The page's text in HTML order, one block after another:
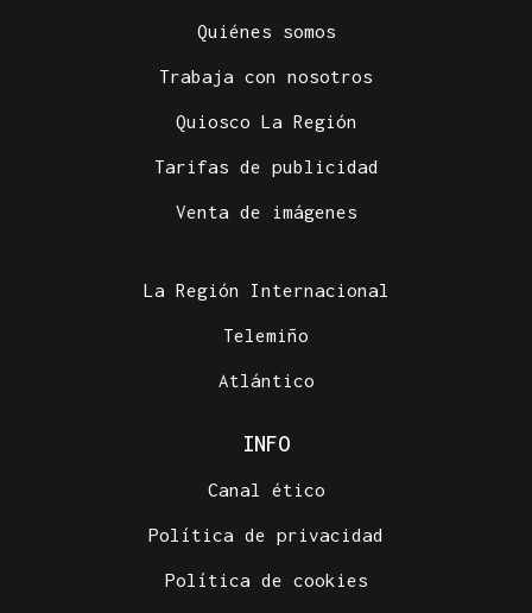
Quiénes somos
Trabaja con nosotros
Quiosco La Región
Tarifas de publicidad
Venta de imágenes
La Región Internacional
Telemiño
Atlántico
INFO
Canal ético
Política de privacidad
Política de cookies